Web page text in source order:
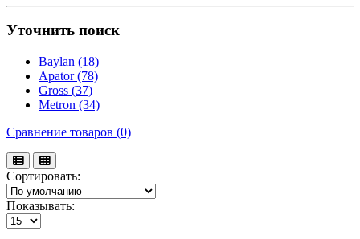
Уточнить поиск
Baylan (18)
Apator (78)
Gross (37)
Metron (34)
Сравнение товаров (0)
Сортировать:
Показывать: